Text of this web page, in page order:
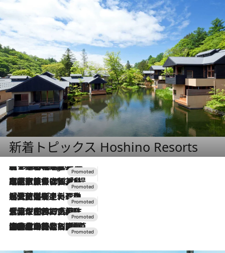
新着トピックス Hoshino Resorts
4 Hours Ago
【トンボの足水浴】ヒノキの香りに包まれて涼感マックス！約13℃の湧水かけ流しを避暑地「星野温泉 トンボの湯」で体験
2026.7.31
【ホテル帰省】という選択肢をOMOが提案。家族とほどよい距離を保つには「昼は実家、夜は気兼ねなくホテルで！」
2026.7.24
【夏限定ディナーコース】旬を迎える稚鮎や花ズッキーニなどをイタリア・トスカーナの郷土料理の手法で満喫！
2026.7.17
「土佐和ハーブかき氷」がOMO7高知に登場！生姜、山椒、大葉など目にも舌にも涼を呼ぶ郷土の味
2026.7.10
NEW OPEN！【界 草津】名湯の地に誕生。趣の異なる2種の温泉と上州ならではの会席・蕎麦割烹など美食を味わう究極の癒やし旅